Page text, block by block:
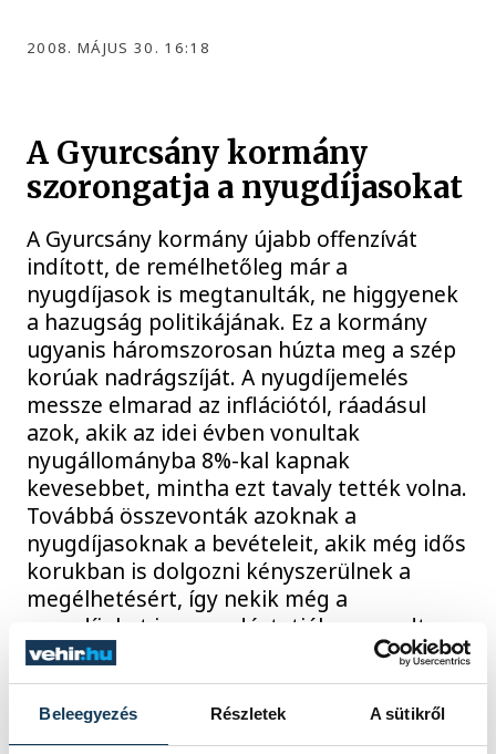
Beleegyezés Részletek A sütikről
2008. MÁJUS 30. 16:18
A Gyurcsány kormány
szorongatja a nyugdíjasokat
A Gyurcsány kormány újabb offenzívát
indított, de remélhetőleg már a
nyugdíjasok is megtanulták, ne higgyenek
a hazugság politikájának. Ez a kormány
ugyanis háromszorosan húzta meg a szép
korúak nadrágszíját. A nyugdíjemelés
messze elmarad az inflációtól, ráadásul
azok, akik az idei évben vonultak
nyugállományba 8%-kal kapnak
kevesebbet, mintha ezt tavaly tették volna.
Továbbá összevonták azoknak a
nyugdíjasoknak a bevételeit, akik még idős
korukban is dolgozni kényszerülnek a
megélhetésért, így nekik még a
nyugdíjukat is megadóztatják. – mondta
Lasztovicza Jenő országgyűlési képviselő, a
megyei önkormányzat elnöke, válaszul
azokra a szocialista vádakra, miszerint ha a
Fidesz kormányra kerül, be fogja